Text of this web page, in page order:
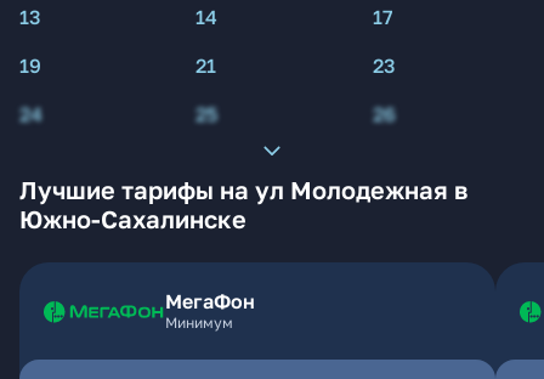
13
14
17
19
21
23
24
25 26
Лучшие тарифы на ул Молодежная в
Южно-Сахалинске
МегаФон
Минимум